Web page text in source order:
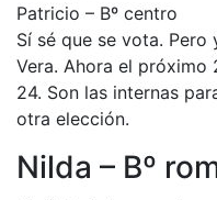
Patricio – Bº centro
Sí sé que se vota.
Vera. Ahora el próximo
24. Son las internas
otra elección.
Nilda – Bº